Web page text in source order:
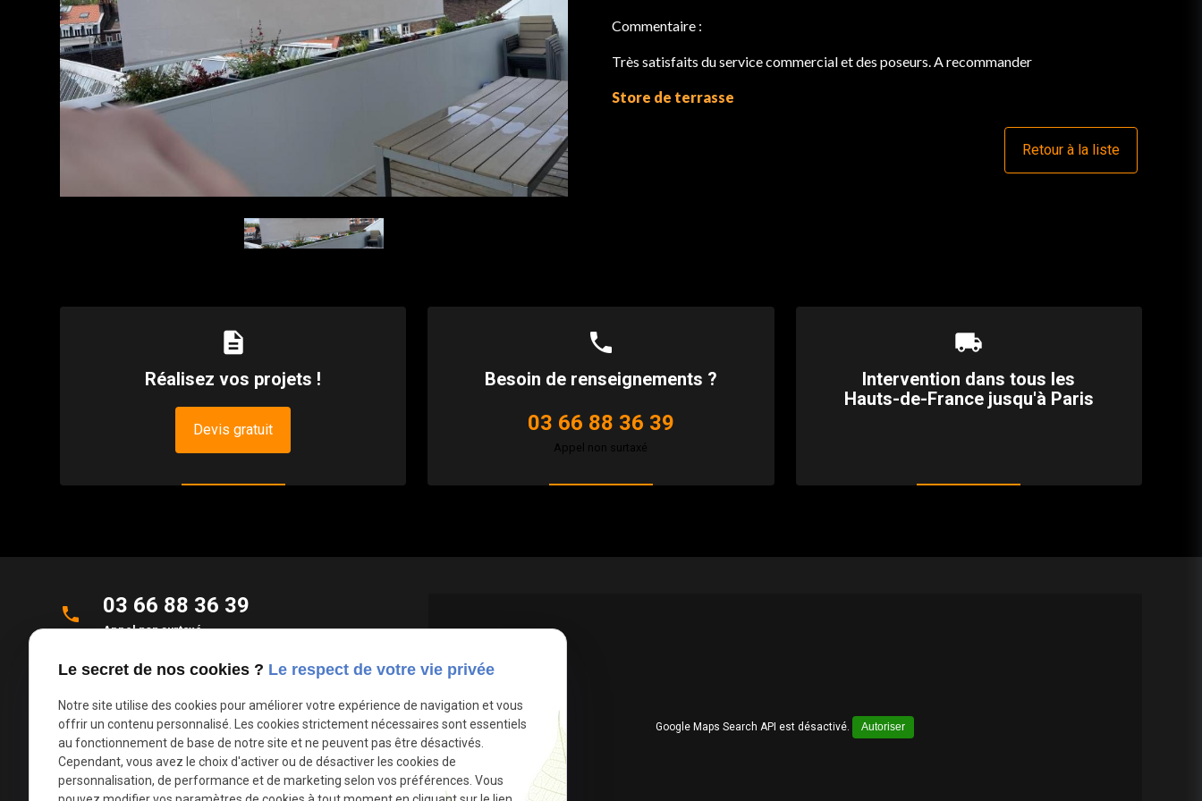
Commentaire :
Très satisfaits du service commercial et des poseurs. A recommander
Store de terrasse
Retour à la liste
description
Réalisez vos projets !
Devis gratuit
phone
Besoin de renseignements ?
03 66 88 36 39
Appel non surtaxé
local_shipping
Intervention dans tous les
Hauts-de-France jusqu'à Paris
phone 03 66 88 36 39
Appel non surtaxé
place
Allée des Roseaux
59270 Bailleul
mail contact@deco-stores.com
Google Maps Search API est désactivé. Autoriser
Le secret de nos cookies ? Le respect de votre vie privée
Notre site utilise des cookies pour améliorer votre expérience de navigation et vous
offrir un contenu personnalisé. Les cookies strictement nécessaires sont essentiels
au fonctionnement de base de notre site et ne peuvent pas être désactivés.
Cependant, vous avez le choix d'activer ou de désactiver les cookies de
personnalisation, de performance et de marketing selon vos préférences. Vous